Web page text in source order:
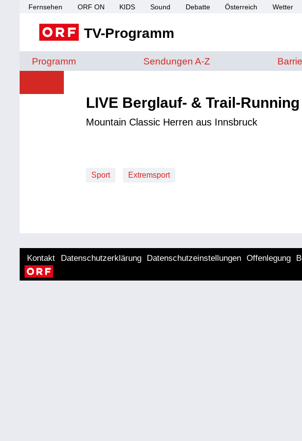
Fernsehen ORF ON KIDS Sound Debatte Österreich Wetter
TV-Programm
Programm Sendungen von A bis Z
Sendungen A-Z
LIVE Berglauf- & Trail-Running
Mountain Classic Herren aus Innsbruck
Sport Extremsport
Kontakt Datenschutzerklärung Datenschutzeinstellungen Offenlegung